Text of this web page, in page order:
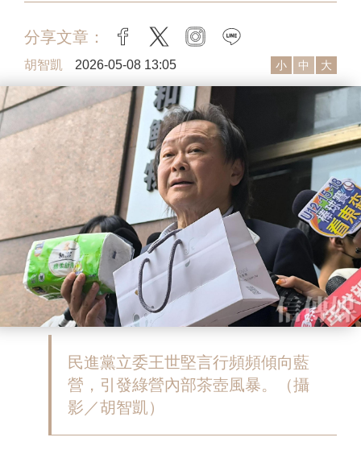
分享文章： facebook
twitter instagram
胡智凱 2026-05-08 13:05 小 中 大
民進黨立委王世堅言行頻頻傾向藍
營，引發綠營內部茶壺風暴。（攝
影／胡智凱）